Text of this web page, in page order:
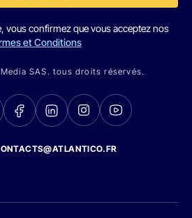
vous confirmez que vous acceptez nos
et Conditions
SAS. tous droits réservés.